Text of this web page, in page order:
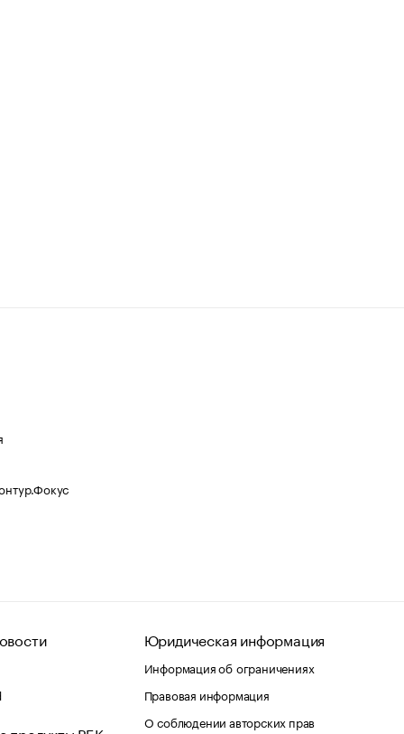
Юридическая информация
Информация об ограничениях
Правовая информация
О соблюдении авторских прав